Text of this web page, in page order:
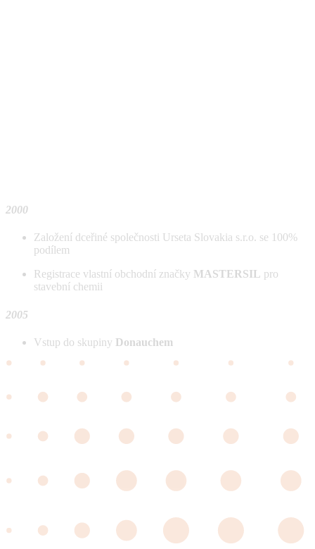
2000
Založení dceřiné společnosti Urseta Slovakia s.r.o. se 100%
podílem
​Registrace vlastní obchodní značky MASTERSIL pro
stavební chemii
2005
Vstup do skupiny Donauchem